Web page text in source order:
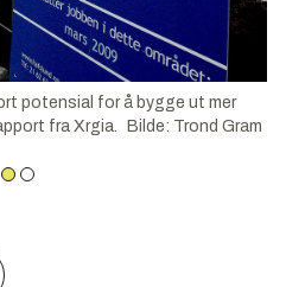
potensial for å bygge ut mer
fra Xrgia.
Bilde: Trond Gram